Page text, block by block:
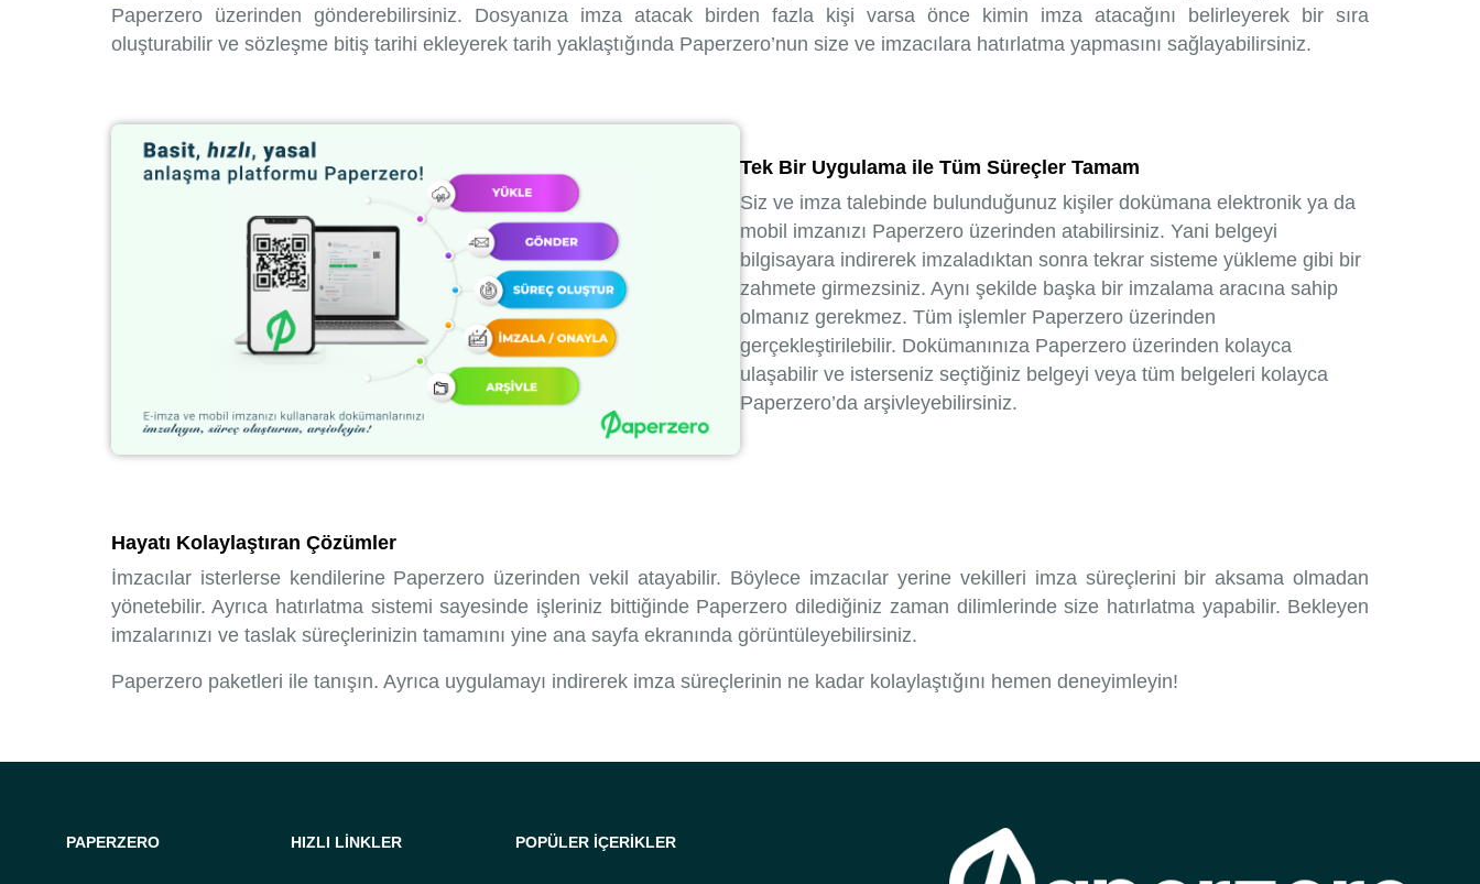
Paperzero üzerinden gönderebilirsiniz. Dosyanıza imza atacak birden fazla kişi varsa önce kimin imza atacağını belirleyerek bir sıra
oluşturabilir ve sözleşme bitiş tarihi ekleyerek tarih yaklaştığında Paperzero’nun size ve imzacılara hatırlatma yapmasını sağlayabilirsiniz.
Tek Bir Uygulama ile Tüm Süreçler Tamam
Siz ve imza talebinde bulunduğunuz kişiler dokümana elektronik ya da
mobil imzanızı Paperzero üzerinden atabilirsiniz. Yani belgeyi
bilgisayara indirerek imzaladıktan sonra tekrar sisteme yükleme gibi bir
zahmete girmezsiniz. Aynı şekilde başka bir imzalama aracına sahip
olmanız gerekmez. Tüm işlemler Paperzero üzerinden
gerçekleştirilebilir. Dokümanınıza Paperzero üzerinden kolayca
ulaşabilir ve isterseniz seçtiğiniz belgeyi veya tüm belgeleri kolayca
Paperzero’da arşivleyebilirsiniz.
Hayatı Kolaylaştıran Çözümler
İmzacılar isterlerse kendilerine Paperzero üzerinden vekil atayabilir. Böylece imzacılar yerine vekilleri imza süreçlerini bir aksama olmadan
yönetebilir. Ayrıca hatırlatma sistemi sayesinde işleriniz bittiğinde Paperzero dilediğiniz zaman dilimlerinde size hatırlatma yapabilir. Bekleyen
imzalarınızı ve taslak süreçlerinizin tamamını yine ana sayfa ekranında görüntüleyebilirsiniz.
Paperzero paketleri ile tanışın. Ayrıca uygulamayı indirerek imza süreçlerinin ne kadar kolaylaştığını hemen deneyimleyin!
PAPERZERO HIZLI LİNKLER POPÜLER İÇERİKLER